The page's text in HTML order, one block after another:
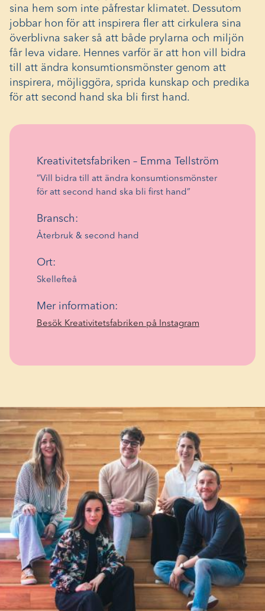
sina hem som inte påfrestar klimatet. Dessutom
jobbar hon för att inspirera fler att cirkulera sina
överblivna saker så att både prylarna och miljön
får leva vidare. Hennes varför är att hon vill bidra
till att ändra konsumtionsmönster genom att
inspirera, möjliggöra, sprida kunskap och predika
för att second hand ska bli first hand.
Kreativitetsfabriken – Emma Tellström
”Vill bidra till att ändra konsumtionsmönster
för att second hand ska bli first hand”
Bransch:
Återbruk & second hand
Ort:
Skellefteå
Mer information:
Besök Kreativitetsfabriken på Instagram(Öppnas
nytt